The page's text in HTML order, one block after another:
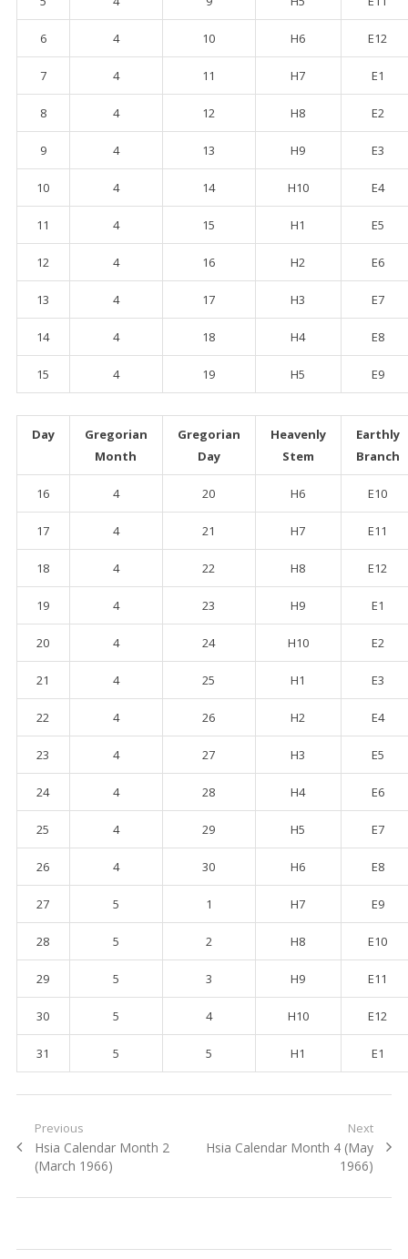
6 4 10 H6 E12
7 4 11 H7 E1
8 4 12 H8 E2
9 4 13 H9 E3
10 4 14 H10 E4
11 4 15 H1 E5
12 4 16 H2 E6
13 4 17 H3 E7
14 4 18 H4 E8
15 4 19 H5 E9
Day
Gregorian
Month
Gregorian
Day
Heavenly
Stem
Earthly
Branch
16 4 20 H6 E10
17 4 21 H7 E11
18 4 22 H8 E12
19 4 23 H9 E1
20 4 24 H10 E2
21 4 25 H1 E3
22 4 26 H2 E4
23 4 27 H3 E5
24 4 28 H4 E6
25 4 29 H5 E7
26 4 30 H6 E8
27 5 1 H7 E9
28 5 2 H8 E10
29 5 3 H9 E11
30 5 4 H10 E12
31 5 5 H1 E1
Post navigation
Previous
Previous post:
Hsia Calendar Month 2
(March 1966)
Next
Next post:
Hsia Calendar Month 4 (May
1966)